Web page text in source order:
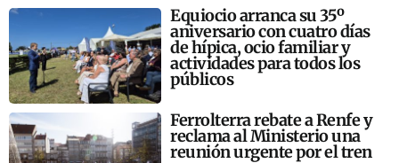
Equiocio arranca su 35º
aniversario con cuatro días
de hípica, ocio familiar y
actividades para todos los
públicos
Ferrolterra rebate a Renfe y
reclama al Ministerio una
reunión urgente por el tren